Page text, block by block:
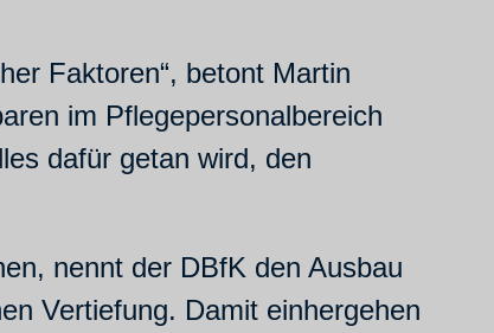
Faktoren“, betont Martin
im Pflegepersonalbereich
dafür getan wird, den
nennt der DBfK den Ausbau
Vertiefung. Damit einhergehen